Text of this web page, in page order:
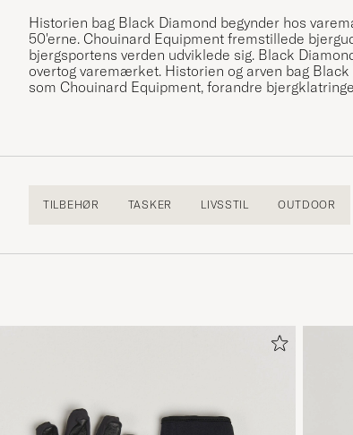
Historien bag Black Diamond begynder hos
50'erne. Chouinard Equipment fremstillede
bjergsportens verden udviklede sig. Black
overtog varemærket. Historien og arven bag
som Chouinard Equipment, forandre
TILBEHØR TASKER LIVSSTIL OUTDOOR